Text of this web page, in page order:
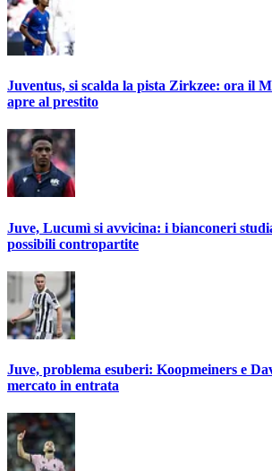
Juventus, si scalda la pista Zirkzee: ora il
apre al prestito
Juve, Lucumì si avvicina: i bianconeri
possibili contropartite
Juve, problema esuberi: Koopmeiners e
mercato in entrata